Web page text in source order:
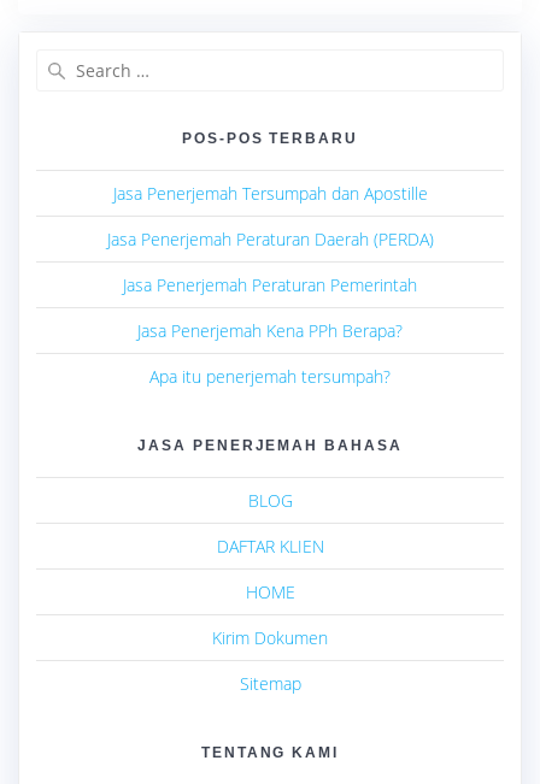
POS-POS TERBARU
Jasa Penerjemah Tersumpah dan Apostille
Jasa Penerjemah Peraturan Daerah (PERDA)
Jasa Penerjemah Peraturan Pemerintah
Jasa Penerjemah Kena PPh Berapa?
Apa itu penerjemah tersumpah?
JASA PENERJEMAH BAHASA
BLOG
DAFTAR KLIEN
HOME
Kirim Dokumen
Sitemap
TENTANG KAMI